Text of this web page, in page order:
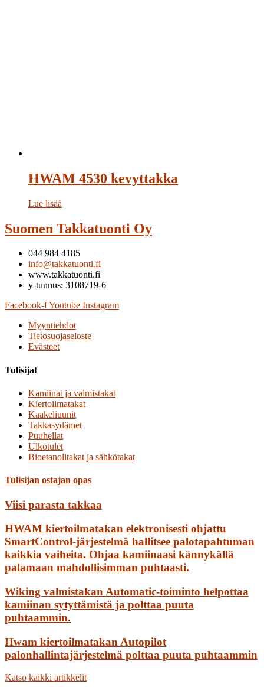
HWAM 4530 kevyttakka
Lue lisää
Suomen Takkatuonti Oy
044 984 4185
info@takkatuonti.fi
www.takkatuonti.fi
y-tunnus: 3108719-6
Facebook-fYoutube Instagram
Myyntiehdot
Tietosuojaseloste
Evästeet
Tulisijat
Kamiinat ja valmistakat
Kiertoilmatakat
Kaakeliuunit
Takkasydämet
Puuhellat
Ulkotulet
Bioetanolitakat ja sähkötakat
Tulisijan ostajan opas
Viisi parasta takkaa
HWAM kiertoilmatakan elektronisesti ohjattu
SmartControl-järjestelmä hallitsee palotapahtuman
kaikkia vaiheita. Ohjaa kamiinaasi kännykällä
palamaan mahdollisimman puhtaasti.
Wiking valmistakan Automatic-toiminto helpottaa
kamiinan sytyttämistä ja polttaa puuta
puhtaammin.
Hwam kiertoilmatakan Autopilot
palonhallintajärjestelmä polttaa puuta puhtaammin
Katso kaikki artikkelit